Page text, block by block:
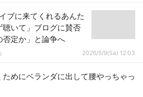
ブに来てくれるあんた
いて」ブログに賛否
否定か」と論争へ
2026/5/9(Sa) 12:03
めにベランダに出して腰やっちゃっ